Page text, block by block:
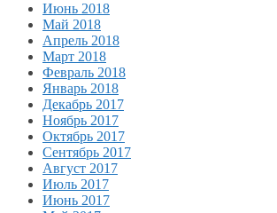
Июнь 2018
Май 2018
Апрель 2018
Март 2018
Февраль 2018
Январь 2018
Декабрь 2017
Ноябрь 2017
Октябрь 2017
Сентябрь 2017
Август 2017
Июль 2017
Июнь 2017